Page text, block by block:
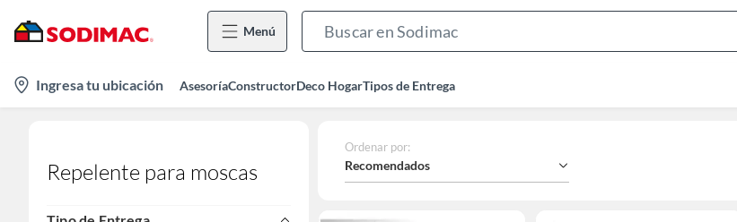
Menú
Bar
location-
icon
Ingresa tu ubicación AsesoríaConstructorDeco HogarTipos de Entrega
Repelente para moscas
Ordenar por:
Recomendados